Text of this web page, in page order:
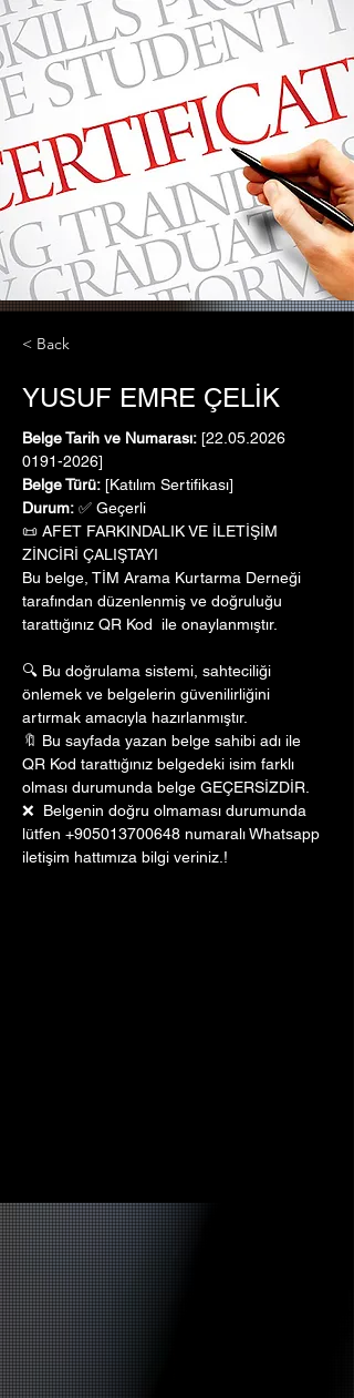
< Back
YUSUF EMRE ÇELİK
Belge Tarih ve Numarası: [22.05.2026
0191-2026]
Belge Türü: [Katılım Sertifikası]
Durum: ✅ Geçerli
📜 AFET FARKINDALIK VE İLETİŞİM
ZİNCİRİ ÇALIŞTAYI
Bu belge, TİM Arama Kurtarma Derneği
tarafından düzenlenmiş ve doğruluğu
tarattığınız QR Kod  ile onaylanmıştır.
🔍 Bu doğrulama sistemi, sahteciliği
önlemek ve belgelerin güvenilirliğini
artırmak amacıyla hazırlanmıştır.
🔖 Bu sayfada yazan belge sahibi adı ile
QR Kod tarattığınız belgedeki isim farklı
olması durumunda belge GEÇERSİZDİR.
❌  Belgenin doğru olmaması durumunda
lütfen +905013700648 numaralı Whatsapp
iletişim hattımıza bilgi veriniz.!